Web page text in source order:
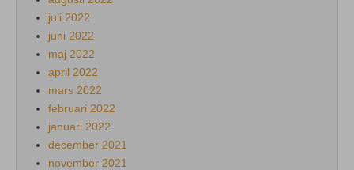
juli 2022
juni 2022
maj 2022
april 2022
mars 2022
februari 2022
januari 2022
december 2021
november 2021